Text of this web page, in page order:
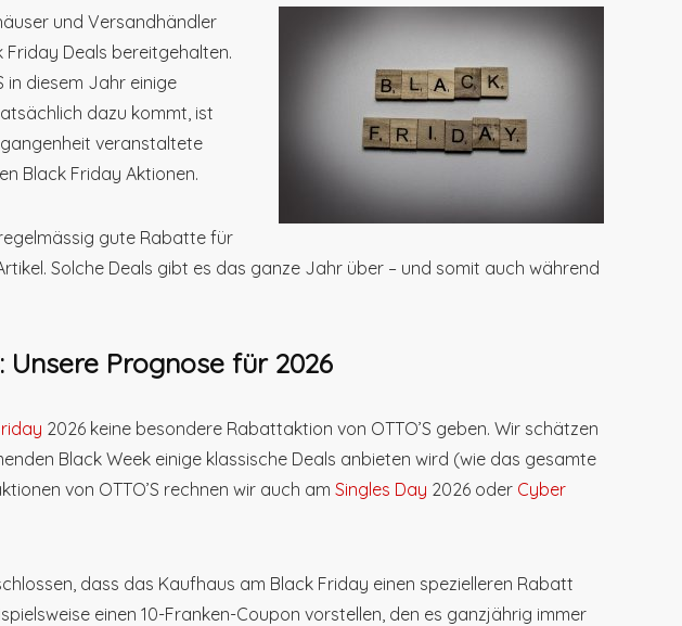
und Versandhändler
Deals bereitgehalten.
in diesem Jahr einige
dazu kommt, ist
veranstaltete
Black Friday Aktionen.
gute Rabatte für
Solche Deals gibt es das ganze Jahr über – und somit auch während
Unsere Prognose für 2026
2026 keine besondere Rabattaktion von OTTO’S geben. Wir schätzen
Black Week einige klassische Deals anbieten wird (wie das gesamte
von OTTO’S rechnen wir auch am Singles Day 2026 oder Cyber
dass das Kaufhaus am Black Friday einen spezielleren Rabatt
einen 10-Franken-Coupon vorstellen, den es ganzjährig immer